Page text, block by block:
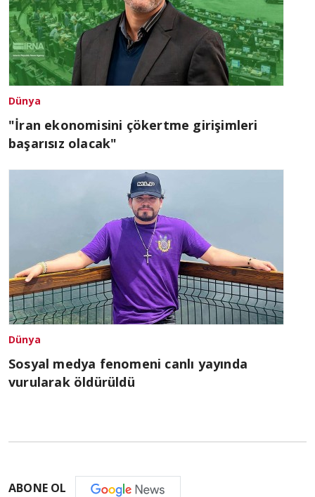
Dünya
"İran ekonomisini çökertme girişimleri
başarısız olacak"
Dünya
Sosyal medya fenomeni canlı yayında
vurularak öldürüldü
ABONE OL